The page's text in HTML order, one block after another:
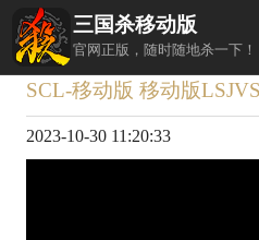
三国杀移动版
官网正版，随时随地杀一下！
返回
SCL-移动版 移动版
2023-10-30 11:20:33